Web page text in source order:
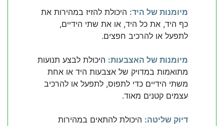
מיומנות של היד: היכולת להזיז במהירות את
כף היד, את כל היד, או את שתי הידיים,
לתפעל או להרכיב חפצים.
מיומנות של האצבעות: היכולת לבצע תנועות
מתואמות במדויק של אצבעות היד או אחת
משתי הידיים כדי לתפוס, לתפעל או להרכיב
עצמים קטנים מאוד.
דיוק שליטה: היכולת להתאים במהירות